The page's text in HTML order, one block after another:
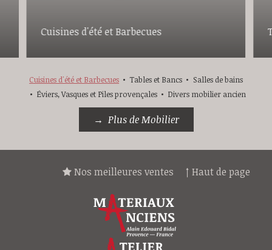
Cuisines d'été et Barbecues
Cuisines d'été et Barbecues Tables et Bancs
Salles de bains
Éviers, Vasques et Piles provençales
Divers mobilier ancien
Plus de Mobilier
↑ Haut de page
Nos meilleures ventes